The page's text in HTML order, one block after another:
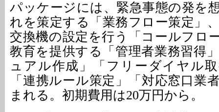
パッケージには、緊急事態の発を
れを策定する「業務フロー策定」
交換機の設定を行う「コールフロ
教育を提供する「管理者業務習得
ュアル作成」「フリーダイヤル
「連携ルール策定」「対応窓口業
まれる。初期費用は20万円から。